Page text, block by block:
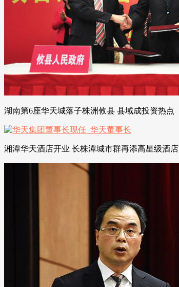
湖南第6座华天城落子株洲攸县 县域成投资热点
湘潭华天酒店开业 长株潭城市群再添高星级酒店